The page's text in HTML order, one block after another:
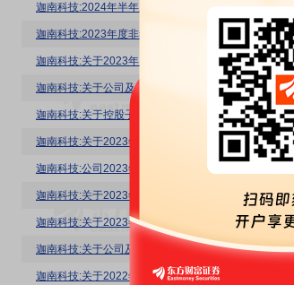
迦南科技:2024年半年度非经营性资金占用及其他关联
迦南科技:2023年度非经营性资金占用及其他关联资金
迦南科技:关于2023年度募集资金存放与使用情况的专
迦南科技:关于公司及控股子公司2024年度使用闲置
迦南科技:关于控股子公司获得高新技术企业证书的公
迦南科技:关于2023年7-12月获得政府补助的公告
迦南科技:公司2023年半年度非经营性资金占用及其他
迦南科技:关于2023年半年度募集资金存放与使用情况
迦南科技:关于2023年1-6月获得政府补助的公告
迦南科技:关于公司及控股子公司2023年度使用闲置
迦南科技:关于2022年度募集资金存放与使用情况的专